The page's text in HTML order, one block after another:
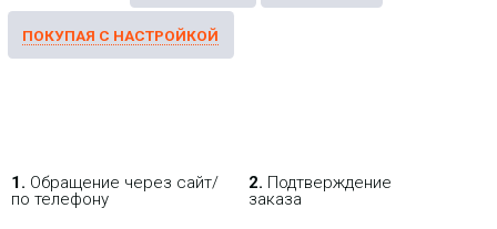
1. Обращение через сайт/
по телефону
2. Подтверждение
заказа